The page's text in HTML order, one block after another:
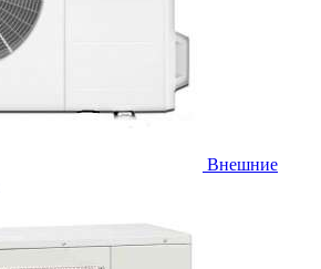
Внешние